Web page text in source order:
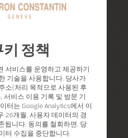
키 정책
서비스를 운영하고 제공하기
기술을 사용합니다. 당사가
소(처리 목적으로 사용된 후
서비스 이용 기록 및 방문 기
터는 Google Analytics에서 이
26개월, 사용자 데이터의 경
됩니다. 동의를 철회하면, 당
터 수집을 중단합니다.